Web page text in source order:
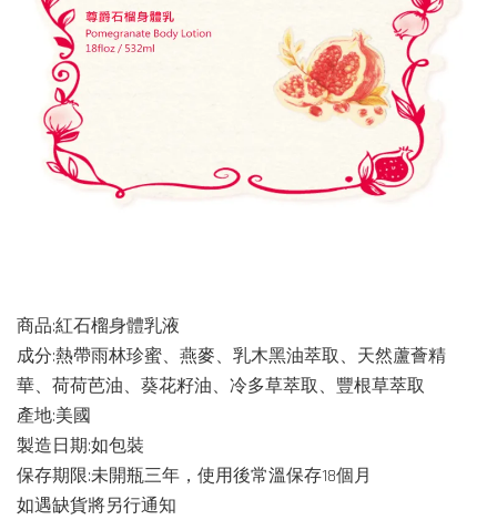
商品:紅石榴身體乳液
成分:熱帶雨林珍蜜、燕麥、乳木黑油萃取、天然蘆薈精
華、荷荷芭油、葵花籽油、冷多草萃取、豐根草萃取
產地:美國
製造日期:如包裝
保存期限:未開瓶三年，使用後常溫保存18個月
如遇缺貨將另行通知